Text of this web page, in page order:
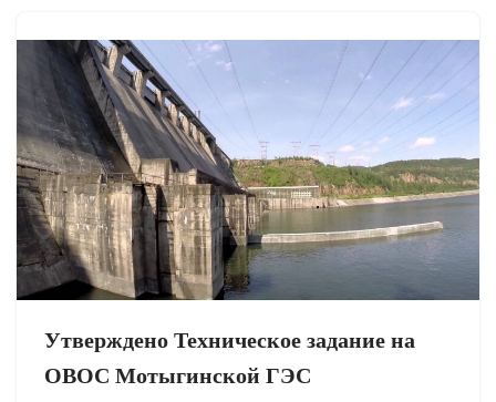
Утверждено Техническое задание на
ОВОС Мотыгинской ГЭС